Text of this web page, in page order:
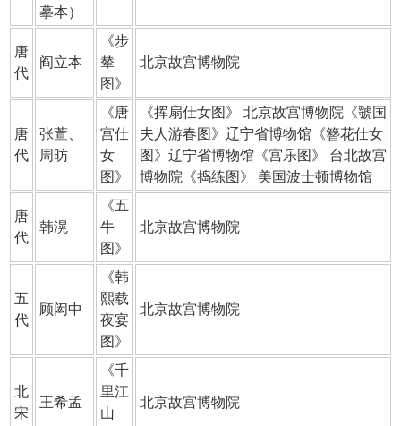
摹本）
唐
代
阎立本
《步
辇
图 》
北京故宫博物院
唐
代
张萱、
周昉
《唐
宫仕
女
图 》
《挥扇仕女图》 北京故宫博物院《虢国
夫人游春图》辽宁省博物馆《簪花仕女
图》辽宁省博物馆《宫乐图》 台北故宫
博物院《捣练图》 美国波士顿博物馆
唐
代
韩滉
《五
牛
图 》
北京故宫博物院
五
代
顾闳中
《韩
熙载
夜宴
图 》
北京故宫博物院
北
宋
王希孟
《千
里江
山
北京故宫博物院